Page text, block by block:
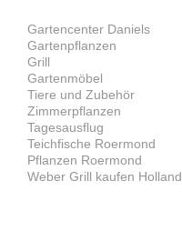
Gartencenter Daniels
Gartenpflanzen
Grill
Gartenmöbel
Tiere und Zubehör
Zimmerpflanzen
Tagesausflug
Teichfische Roermond
Pflanzen Roermond
Weber Grill kaufen Holland